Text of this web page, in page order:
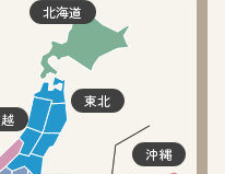
北海道
東北
沖縄